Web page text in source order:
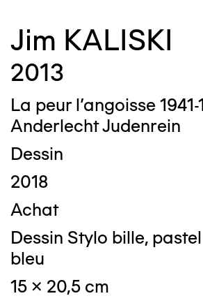
Jim KALISKI
2013
La peur l’angoisse 1941-
Anderlecht Judenrein
Dessin
2018
Achat
Dessin Stylo bille,
bleu
15 x 20,5 cm